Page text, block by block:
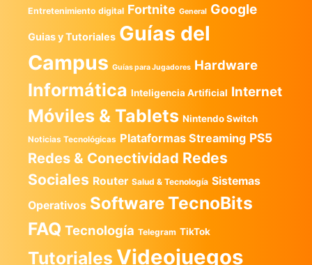
Entretenimiento digital Fortnite General Google
Guias y Tutoriales Guías del
Campus Guías para Jugadores Hardware
Informática Inteligencia Artificial Internet
Móviles & Tablets Nintendo Switch
Noticias Tecnológicas Plataformas Streaming PS5
Redes & Conectividad Redes
Sociales Router Salud & Tecnología Sistemas
Operativos SoftwareTecnoBits
FAQ Tecnología Telegram TikTok
Tutoriales Videojuegos